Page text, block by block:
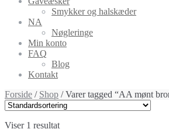
Smykker og halskæder
NA
Nøgleringe
Min konto
FAQ
Blog
Kontakt
Forside / Shop / Varer tagged “AA mønt
Viser 1 resultat